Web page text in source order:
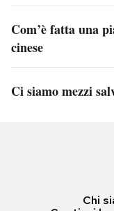
Com’è fatta una
cinese
Ci siamo mezzi
Chi